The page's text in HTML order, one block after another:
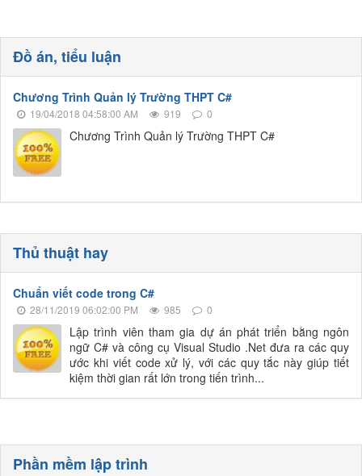
Đồ án, tiểu luận
Chương Trình Quản lý Trường THPT C#
19/04/2018 04:58:00 AM 919 0
Chương Trình Quản lý Trường THPT C#
Thủ thuật hay
Chuẩn viết code trong C#
28/11/2019 06:02:00 PM 985 0
Lập trình viên tham gia dự án phát triển bằng ngôn
ngữ C# và công cụ Visual Studio .Net đưa ra các quy
ước khi viết code xử lý, với các quy tắc này giúp tiết
kiệm thời gian rất lớn trong tiến trình...
Phần mềm lập trình